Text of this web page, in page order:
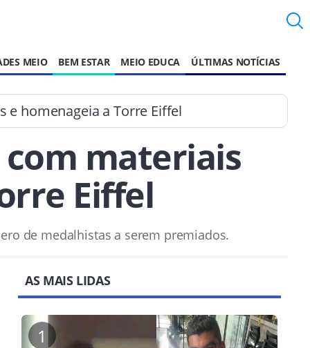
MEIO BEM ESTAR MEIO EDUCA ÚLTIMAS NOTÍCIAS
e homenageia a Torre Eiffel
com materiais
Eiffel
de medalhistas a serem premiados.
AS MAIS LIDAS
1